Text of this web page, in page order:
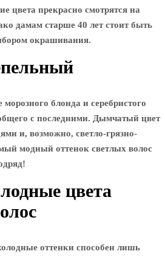
цвета прекрасно смотрятся на
дамам старше 40 лет стоит быть
окрашивания.
морозного блонда и серебристого
с последними. Дымчатый цвет
и, возможно, светло-грязно-
модный оттенок светлых волос
цвета
оттенки способен лишь